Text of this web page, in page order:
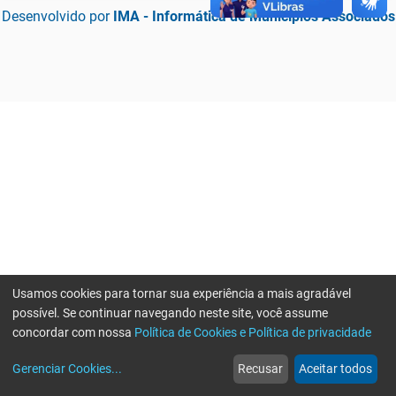
Desenvolvido por IMA - Informática de Municípios Associados
web
Notícias
more_horiz
Mais
Usamos cookies para tornar sua experiência a mais agradável
possível. Se continuar navegando neste site, você assume
concordar com nossa Política de Cookies e Política de privacidade
Gerenciar Cookies... Recusar Aceitar todos
Erro ao enviar informações, por favor tente novamente